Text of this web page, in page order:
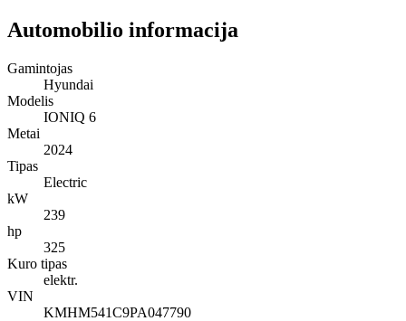
Automobilio informacija
Gamintojas
Hyundai
Modelis
IONIQ 6
Metai
2024
Tipas
Electric
kW
239
hp
325
Kuro tipas
elektr.
VIN
KMHM541C9PA047790